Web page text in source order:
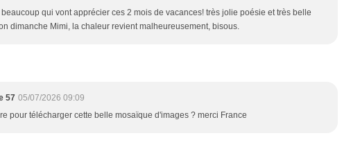
qui vont apprécier ces 2 mois de vacances! très jolie poésie et très belle
dimanche Mimi, la chaleur revient malheureusement, bisous.
57 05/07/2026 09:09
pour télécharger cette belle mosaïque d'images ? merci France